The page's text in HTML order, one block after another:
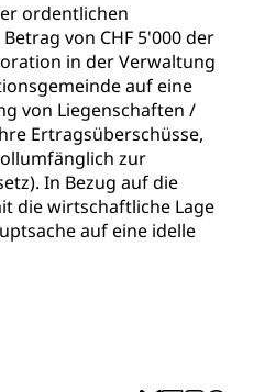
ordentlichen
von CHF 5'000 der
in der Verwaltung
auf eine
von Liegenschaften /
Ertragsüberschüsse,
zur
In Bezug auf die
die wirtschaftliche Lage
auf eine idelle